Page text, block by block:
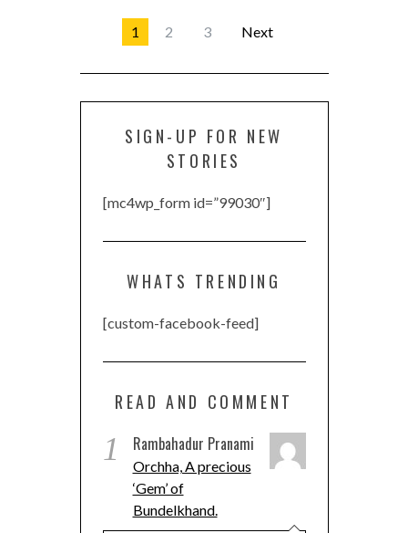
1 2 3 Next
SIGN-UP FOR NEW
STORIES
[mc4wp_form id=”99030″]
WHATS TRENDING
[custom-facebook-feed]
READ AND COMMENT
1 Rambahadur Pranami
Orchha, A precious
‘Gem’ of
Bundelkhand.